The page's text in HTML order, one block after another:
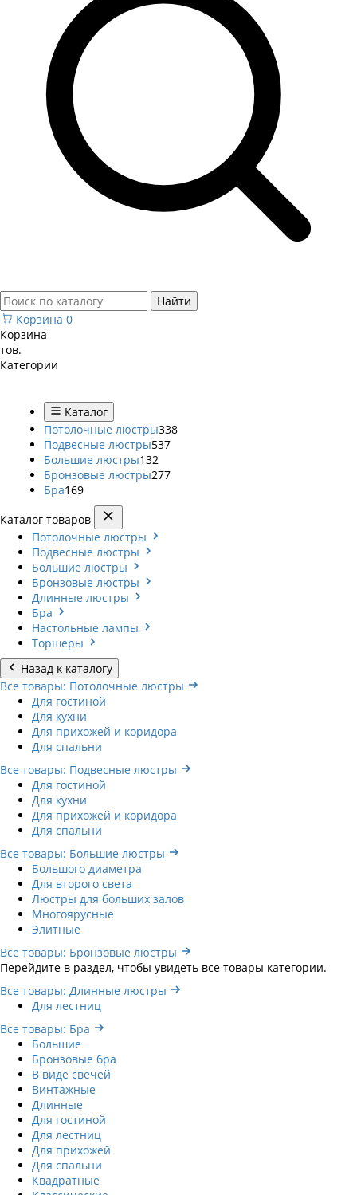
Найти
Корзина 0
Корзина
тов.
Категории
Каталог
Потолочные люстры338
Подвесные люстры537
Большие люстры132
Бронзовые люстры277
Бра169
Каталог товаров
Потолочные люстры
Подвесные люстры
Большие люстры
Бронзовые люстры
Длинные люстры
Бра
Настольные лампы
Торшеры
Назад к каталогу
Все товары: Потолочные люстры
Для гостиной
Для кухни
Для прихожей и коридора
Для спальни
Все товары: Подвесные люстры
Для гостиной
Для кухни
Для прихожей и коридора
Для спальни
Все товары: Большие люстры
Большого диаметра
Для второго света
Люстры для больших залов
Многоярусные
Элитные
Все товары: Бронзовые люстры
Перейдите в раздел, чтобы увидеть все товары категории.
Все товары: Длинные люстры
Для лестниц
Все товары: Бра
Большие
Бронзовые бра
В виде свечей
Винтажные
Длинные
Для гостиной
Для лестниц
Для прихожей
Для спальни
Квадратные